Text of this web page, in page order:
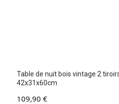
Table de nuit bois vintage 2
42x31x60cm
109,90 €